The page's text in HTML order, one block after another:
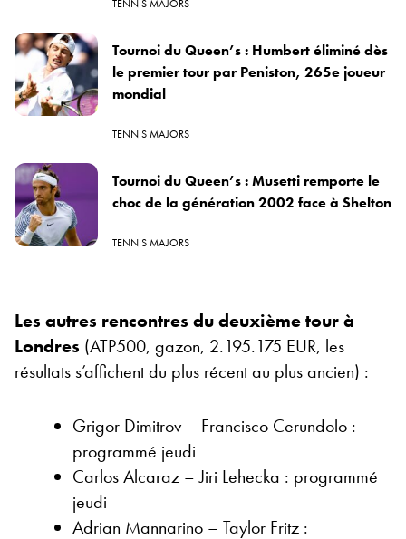
TENNIS MAJORS
Tournoi du Queen’s : Humbert éliminé dès
le premier tour par Peniston, 265e joueur
mondial
TENNIS MAJORS
Tournoi du Queen’s : Musetti remporte le
choc de la génération 2002 face à Shelton
TENNIS MAJORS
Les autres rencontres du deuxième tour à
Londres (ATP500, gazon, 2.195.175 EUR, les
résultats s’affichent du plus récent au plus ancien) :
Grigor Dimitrov – Francisco Cerundolo :
programmé jeudi
Carlos Alcaraz – Jiri Lehecka : programmé
jeudi
Adrian Mannarino – Taylor Fritz :